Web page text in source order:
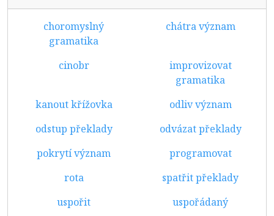
choromyslný
gramatika
chátra význam
cinobr
improvizovat
gramatika
kanout křížovka
odliv význam
odstup překlady
odvázat překlady
pokrytí význam
programovat
rota
spatřit překlady
uspořit
uspořádaný